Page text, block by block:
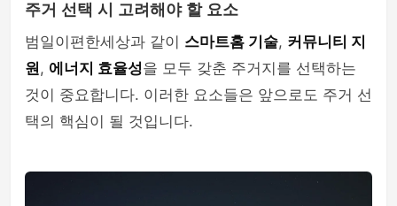
주거 선택 시 고려해야 할 요소
범일이편한세상과 같이 스마트홈 기술, 커뮤니티 지
원, 에너지 효율성을 모두 갖춘 주거지를 선택하는
것이 중요합니다. 이러한 요소들은 앞으로도 주거 선
택의 핵심이 될 것입니다.